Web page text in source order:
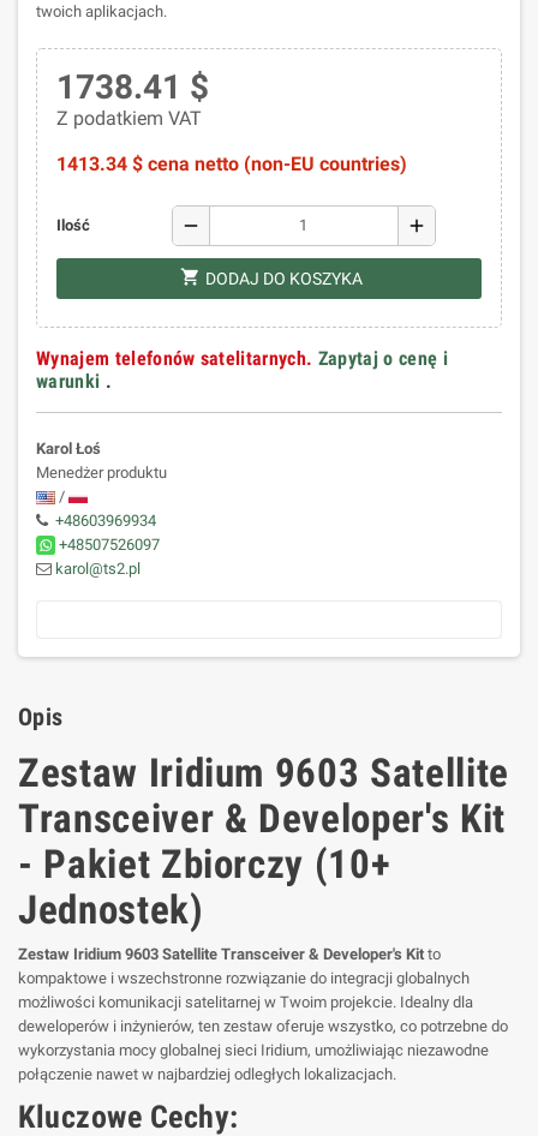
twoich aplikacjach.
1738.41 $
Z podatkiem VAT
1413.34 $ cena netto (non-EU countries)
Ilość remove add
shopping_cart DODAJ DO KOSZYKA
Wynajem telefonów satelitarnych. Zapytaj o cenę i
warunki .
Karol Łoś
Menedżer produktu
/
+48603969934
+48507526097
karol@ts2.pl
Opis
Zestaw Iridium 9603 Satellite
Transceiver & Developer's Kit
- Pakiet Zbiorczy (10+
Jednostek)
Zestaw Iridium 9603 Satellite Transceiver & Developer's Kit to
kompaktowe i wszechstronne rozwiązanie do integracji globalnych
możliwości komunikacji satelitarnej w Twoim projekcie. Idealny dla
deweloperów i inżynierów, ten zestaw oferuje wszystko, co potrzebne do
wykorzystania mocy globalnej sieci Iridium, umożliwiając niezawodne
połączenie nawet w najbardziej odległych lokalizacjach.
Kluczowe Cechy: